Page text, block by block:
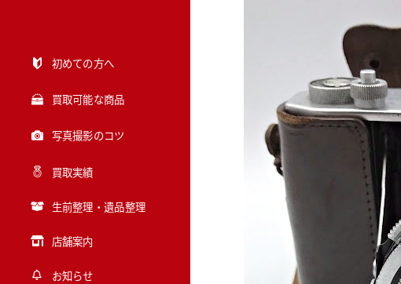
初めての方へ
買取可能な商品
写真撮影のコツ
買取実績
生前整理・遺品整理
店舗案内
お知らせ